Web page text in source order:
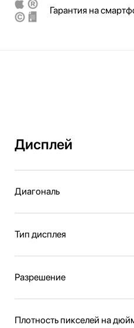
Гарантия на
Дисплей
Диагональ
Тип дисплея
Разрешение
Плотность пикселей на